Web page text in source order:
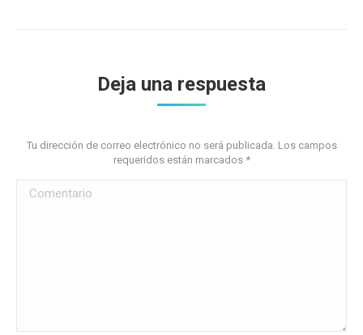
Deja una respuesta
Tu dirección de correo electrónico no será publicada. Los campos
requeridos están marcados *
Comentario